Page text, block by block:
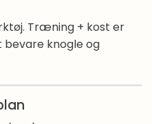
Træning + kost er
bevare knogle og